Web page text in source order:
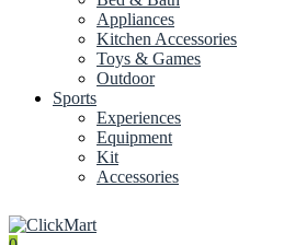
Appliances
Kitchen Accessories
Toys & Games
Outdoor
Sports
Experiences
Equipment
Kit
Accessories